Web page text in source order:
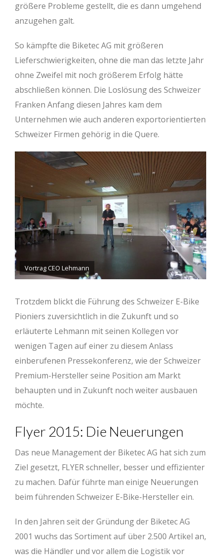
größere Probleme gestellt, die es dann umgehend
anzugehen galt.
So kämpfte die Biketec AG mit größeren
Lieferschwierigkeiten, ohne die man das letzte Jahr
ohne Zweifel mit noch größerem Erfolg hätte
abschließen können. Die Loslösung des Schweizer
Franken Anfang diesen Jahres kam dem
Unternehmen wie auch anderen exportorientierten
Schweizer Firmen gehörig in die Quere.
Vortrag CEO Lehmann
Trotzdem blickt die Führung des Schweizer E-Bike
Pioniers zuversichtlich in die Zukunft und so
erläuterte Lehmann mit seinen Kollegen vor
wenigen Tagen auf einer zu diesem Anlass
einberufenen Pressekonferenz, wie der Schweizer
Premium-Hersteller seine Position am Markt
behaupten und in Zukunft noch weiter ausbauen
möchte.
Flyer 2015: Die Neuerungen
Das neue Management der Biketec AG hat sich zum
Ziel gesetzt, FLYER schneller, besser und effizienter
zu machen. Dafür führte man einige Neuerungen
beim führenden Schweizer E-Bike-Hersteller ein.
In den Jahren seit der Gründung der Biketec AG
2001 wuchs das Sortiment auf über 2.500 Artikel an,
was die Händler und vor allem die Logistik vor